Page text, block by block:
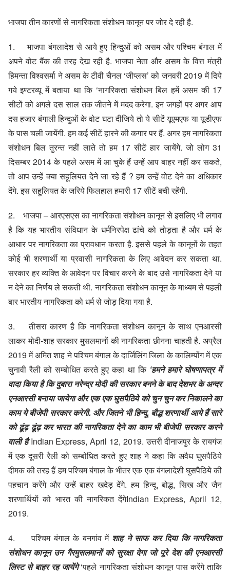
भाजपा तीन कारणों से नागरिकता संशोधन कानून पर जोर दे रही है.
1. भाजपा बंगलादेश से आये हुए हिन्दुओं को असम और पश्चिम बंगाल में
अपने वोट बैंक की तरह देख रही है. भाजपा नेता और असम के वित्त मंत्री
हिमन्ता विश्वसर्मा ने असम के टीवी चैनल ‘जीप्लस’ को जनवरी 2019 में दिये
गये इण्टरव्यू में बताया था कि ‘नागरिकता संशोधन बिल हमें असम की 17
सीटों को अगले दस साल तक जीतने में मदद करेगा. इन जगहों पर अगर आप
दस हजार बंगाली हिन्दुओं के वोट घटा दीजिये तो ये सीटें यूएमएफ या यूडीएफ
के पास चली जायेंगी. हम कई सीटें हारने की कगार पर हैं. अगर हम नागरिकता
संशोधन बिल तुरन्त नहीं लाते तो हम 17 सीटें हार जायेंगे. जो लोग 31
दिसम्बर 2014 के पहले असम में आ चुके हैं उन्हें आप बाहर नहीं कर सकते,
तो आप उन्हें क्या सहूलियत देने जा रहे हैं ? हम उन्हें वोट देने का अधिकार
देंगे. इस सहूलियत के जरिये फिलहाल हमारी 17 सीटें बची रहेंगी.
2. भाजपा – आरएसएस का नागरिकता संशोधन कानून से इसलिए भी लगाव
है कि यह भारतीय संविधान के धर्मनिरपेक्ष ढांचे को तोड़ता है और धर्म के
आधार पर नागरिकता का प्रावधान करता है. इससे पहले के कानूनों के तहत
कोई भी शरणार्थी या प्रवासी नागरिकता के लिए आवेदन कर सकता था.
सरकार हर व्यक्ति के आवेदन पर विचार करने के बाद उसे नागरिकता देने या
न देने का निर्णय ले सकती थी. नागरिकता संशोधन कानून के माध्यम से पहली
बार भारतीय नागरिकता को धर्म से जोड़ दिया गया है.
3. तीसरा कारण है कि नागरिकता संशोधन कानून के साथ एनआरसी
लाकर मोदी-शाह सरकार मुसलमानों की नागरिकता छीनना चाहती है. अप्रैल
2019 में अमित शाह ने पश्चिम बंगाल के दार्जिलिंग जिला के कालिम्पोंग में एक
चुनावी रैली को सम्बोधित करते हुए कहा था कि ‘हमने हमारे घोषणापत्र में
वादा किया है कि दुबारा नरेन्द्र मोदी की सरकार बनने के बाद देशभर के अन्दर
एनआरसी बनाया जायेगा और एक एक घुसपैठिये को चुन चुन कर निकालने का
काम ये बीजेपी सरकार करेगी. और जितने भी हिन्दू, बौद्ध शरणार्थी आये हैं सारे
को ढूंढ़ ढूंढ़ कर भारत की नागरिकता देने का काम भी बीजेपी सरकार करने
वाली हैIndian Express, April 12, 2019. उत्तरी दीनाजपुर के रायगंज
में एक दूसरी रैली को सम्बोधित करते हुए शाह ने कहा कि अवैध घुसपैठिये
दीमक की तरह हैं हम पश्चिम बंगाल के भीतर एक एक बंगलादेशी घुसपैठिये की
पहचान करेंगे और उन्हें बाहर खदेड़ देंगे. हम हिन्दू, बोद्ध, सिख और जैन
शरणार्थियों को भारत की नागरिकत देंगेIndian Express, April 12,
2019.
4. पश्चिम बंगाल के बनगांव में शाह ने साफ कर दिया कि नागरिकता
संशोधन कानून उन गैरमुसलमानों को सुरक्षा देगा जो पूरे देश की एनआरसी
लिस्ट से बाहर रह जायेंगे‘पहले नागरिकता संशोधन कानून पास करेंगे ताकि